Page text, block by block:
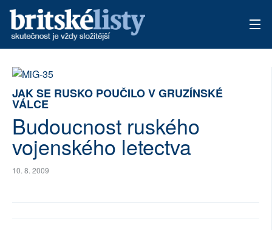
ARCHIV
TÉMATA
AUTOŘI
PŘÍSPĚVKY NA PROVOZ
JAK SE RUSKO POUČILO V GRUZÍNSKÉ
VÁLCE
Budoucnost ruského
vojenského letectva
10. 8. 2009